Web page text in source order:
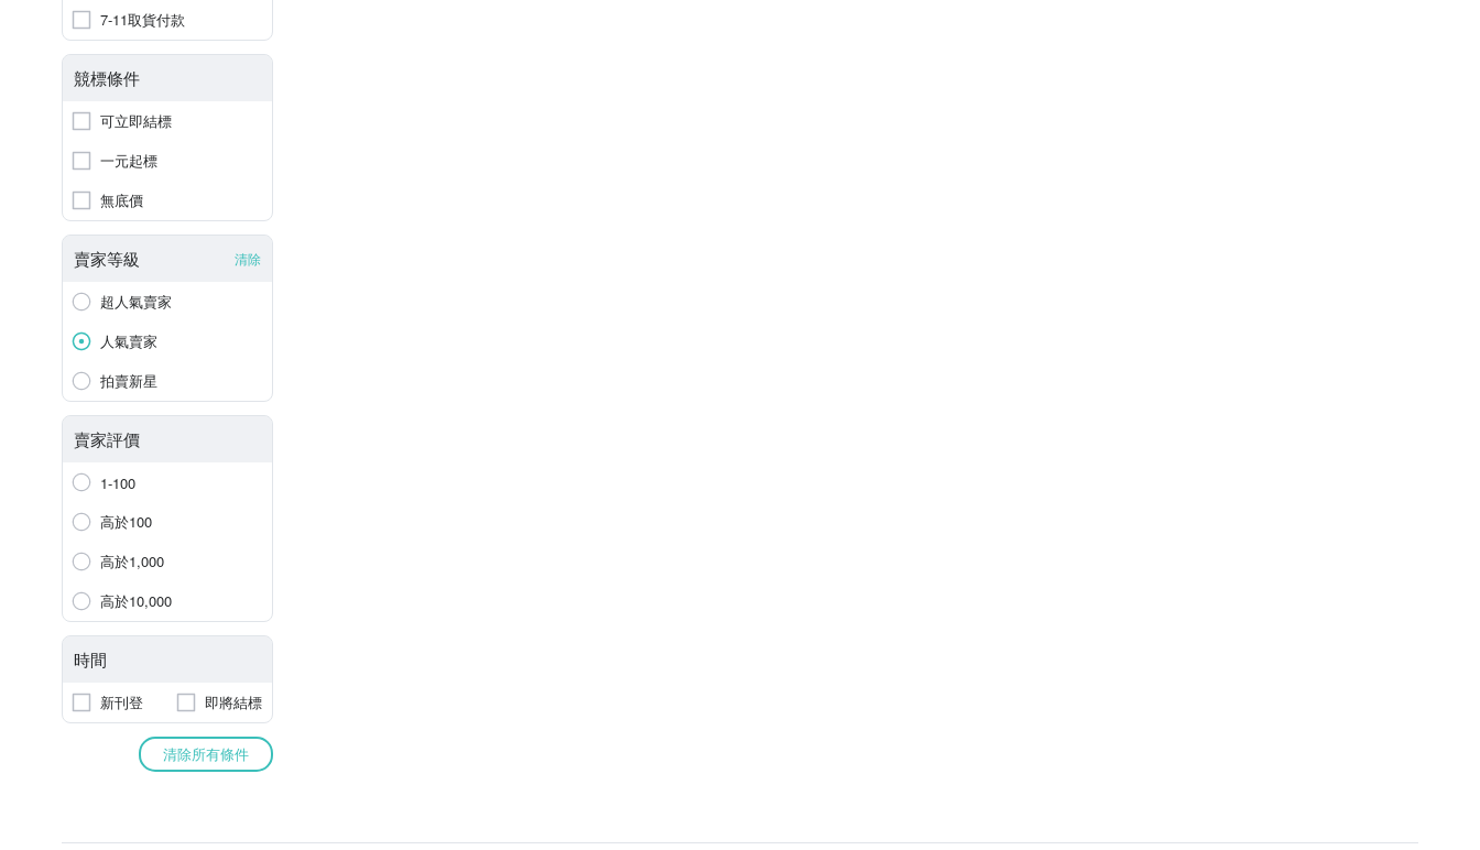
7-11取貨付款
競標條件
可立即結標
一元起標
無底價
賣家等級 清除
超人氣賣家
人氣賣家
拍賣新星
賣家評價
1-100
高於100
高於1,000
高於10,000
時間
新刊登 即將結標
清除所有條件